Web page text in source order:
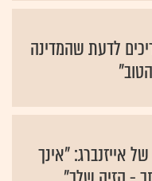
לדעת שהמדינה
אייזנברג: "אינך